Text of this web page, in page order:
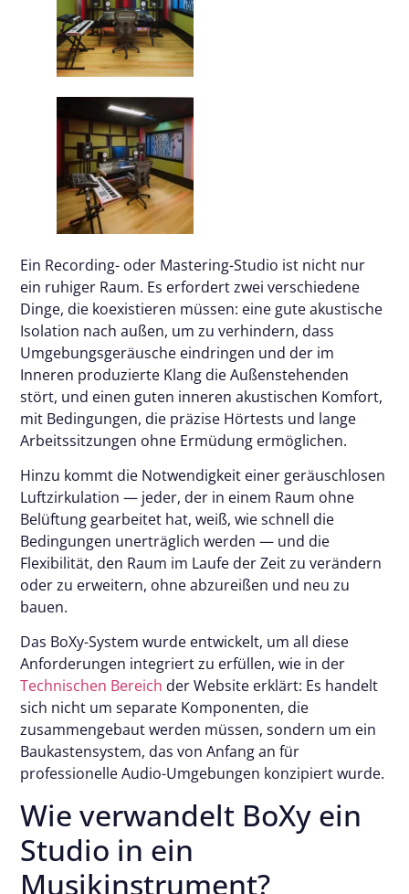
Ein Recording- oder Mastering-Studio ist nicht nur
ein ruhiger Raum. Es erfordert zwei verschiedene
Dinge, die koexistieren müssen: eine gute akustische
Isolation nach außen, um zu verhindern, dass
Umgebungsgeräusche eindringen und der im
Inneren produzierte Klang die Außenstehenden
stört, und einen guten inneren akustischen Komfort,
mit Bedingungen, die präzise Hörtests und lange
Arbeitssitzungen ohne Ermüdung ermöglichen.
Hinzu kommt die Notwendigkeit einer geräuschlosen
Luftzirkulation — jeder, der in einem Raum ohne
Belüftung gearbeitet hat, weiß, wie schnell die
Bedingungen unerträglich werden — und die
Flexibilität, den Raum im Laufe der Zeit zu verändern
oder zu erweitern, ohne abzureißen und neu zu
bauen.
Das BoXy-System wurde entwickelt, um all diese
Anforderungen integriert zu erfüllen, wie in der
Technischen Bereich der Website erklärt: Es handelt
sich nicht um separate Komponenten, die
zusammengebaut werden müssen, sondern um ein
Baukastensystem, das von Anfang an für
professionelle Audio-Umgebungen konzipiert wurde.
Wie verwandelt BoXy ein
Studio in ein
Musikinstrument?